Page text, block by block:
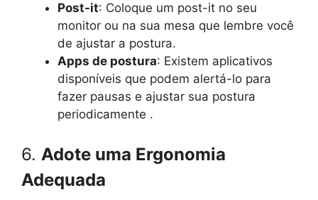
Post-it: Coloque um post-it no seu
monitor ou na sua mesa que lembre você
de ajustar a postura.
Apps de postura: Existem aplicativos
disponíveis que podem alertá-lo para
fazer pausas e ajustar sua postura
periodicamente .
6. Adote uma Ergonomia
Adequada